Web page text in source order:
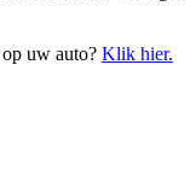
uw auto? Klik hier.